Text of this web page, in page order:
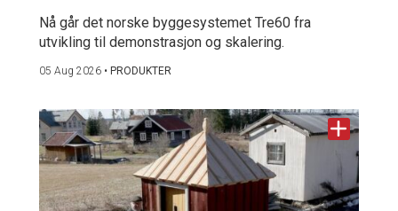
Nå går det norske byggesystemet Tre60 fra
utvikling til demonstrasjon og skalering.
05 Aug 2026 • PRODUKTER